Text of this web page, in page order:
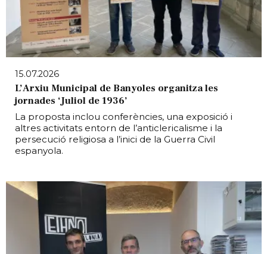
15.07.2026
L’Arxiu Municipal de Banyoles organitza les
jornades ‘Juliol de 1936’
La proposta inclou conferències, una exposició i
altres activitats entorn de l’anticlericalisme i la
persecució religiosa a l’inici de la Guerra Civil
espanyola.